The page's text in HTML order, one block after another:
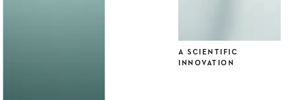
A SCIENTIFIC
INNOVATION